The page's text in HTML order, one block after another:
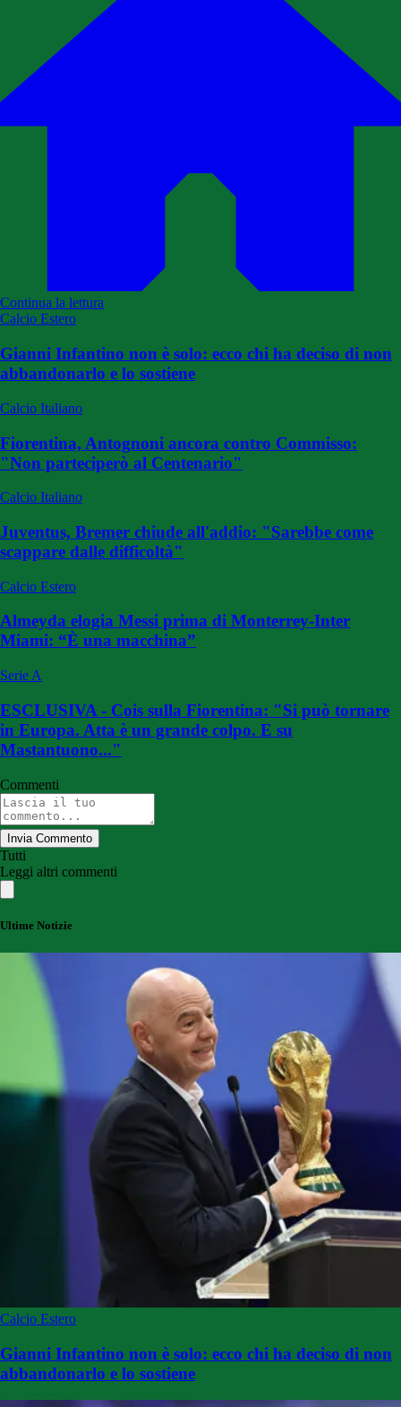
Continua la lettura
Calcio Estero
Gianni Infantino non è solo: ecco chi ha deciso di non
abbandonarlo e lo sostiene
Calcio Italiano
Fiorentina, Antognoni ancora contro Commisso:
"Non parteciperò al Centenario"
Calcio Italiano
Juventus, Bremer chiude all'addio: "Sarebbe come
scappare dalle difficoltà"
Calcio Estero
Almeyda elogia Messi prima di Monterrey-Inter
Miami: “È una macchina”
Serie A
ESCLUSIVA - Cois sulla Fiorentina: "Si può tornare
in Europa. Atta è un grande colpo. E su
Mastantuono..."
Commenti
Invia Commento
Tutti
Leggi altri commenti
Ultime Notizie
Calcio Estero
Gianni Infantino non è solo: ecco chi ha deciso di non
abbandonarlo e lo sostiene